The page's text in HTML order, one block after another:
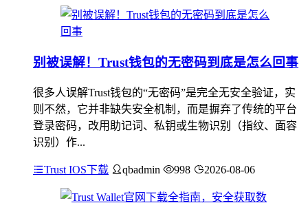
别被误解！Trust钱包的无密码到底是怎么回事
很多人误解Trust钱包的“无密码”是完全无安全验证，实
则不然，它并非缺失安全机制，而是摒弃了传统的平台
登录密码，改用助记词、私钥或生物识别（指纹、面容
识别）作...
Trust IOS下载 qbadmin 998 2026-08-06